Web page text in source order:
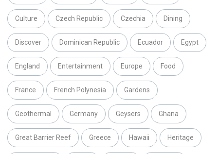
Culture Czech Republic Czechia Dining
Discover Dominican Republic Ecuador Egypt
England Entertainment Europe Food
France French Polynesia Gardens
Geothermal Germany Geysers Ghana
Great Barrier Reef Greece Hawaii Heritage